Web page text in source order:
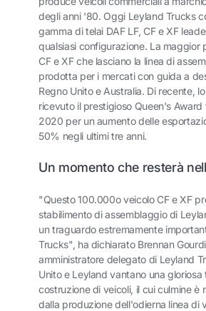
degli anni '80. Oggi Leyland Trucks
gamma di telai DAF LF, CF e XF
qualsiasi configurazione. La maggior
CF e XF che lasciano la linea di
prodotta per i mercati con guida a
Regno Unito e Australia. Di recente,
ricevuto il prestigioso Queen's Award
2020 per un aumento delle
50% negli ultimi tre anni.
Un momento che resterà
"Questo 100.000o veicolo CF e XF
stabilimento di assemblaggio di
un traguardo estremamente
Trucks", ha dichiarato Brennan
amministratore delegato di Leyland
Unito e Leyland vantano una gloriosa
costruzione di veicoli, il cui culmine è
dalla produzione dell'odierna linea di